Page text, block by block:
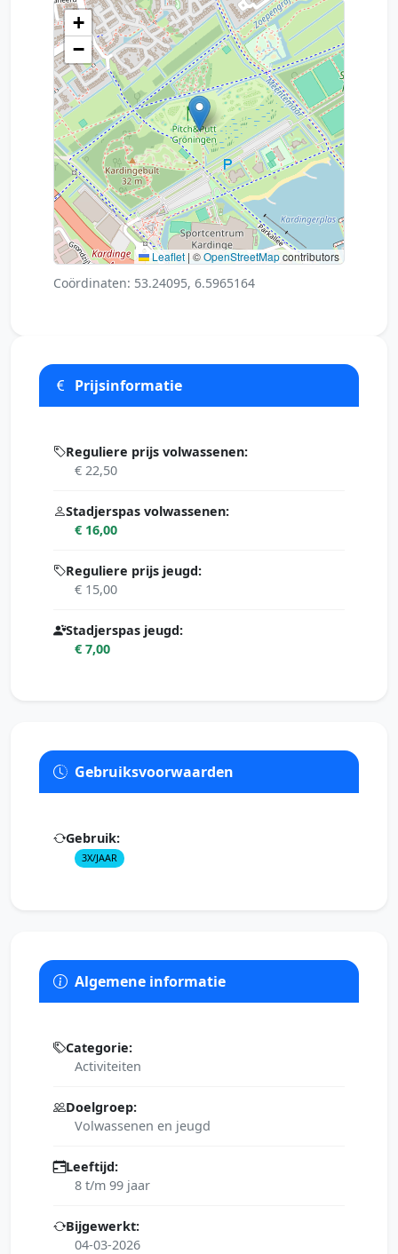
+
−
Leaflet | ©OpenStreetMapcontributors
Coördinaten: 53.24095, 6.5965164
Prijsinformatie
Reguliere prijs volwassenen:
€ 22,50
Stadjerspas volwassenen:
€ 16,00
Reguliere prijs jeugd:
€ 15,00
Stadjerspas jeugd:
€ 7,00
Gebruiksvoorwaarden
Gebruik:
3X/JAAR
Algemene informatie
Categorie:
Activiteiten
Doelgroep:
Volwassenen en jeugd
Leeftijd:
8 t/m 99 jaar
Bijgewerkt:
04-03-2026